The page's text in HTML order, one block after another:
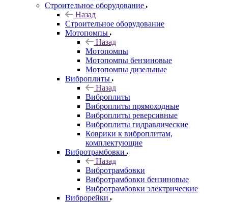
Строительное оборудование
Назад
Строительное оборудование
Мотопомпы
Назад
Мотопомпы
Мотопомпы бензиновые
Мотопомпы дизельные
Виброплиты
Назад
Виброплиты
Виброплиты прямоходные
Виброплиты реверсивные
Виброплиты гидравлические
Коврики к виброплитам,
комплектующие
Вибротрамбовки
Назад
Вибротрамбовки
Вибротрамбовки бензиновые
Вибротрамбовки электрические
Виброрейки